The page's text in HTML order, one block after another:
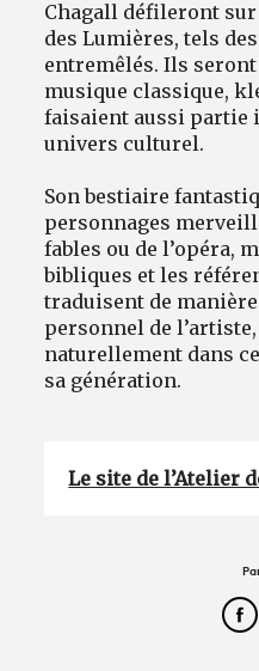
Chagall défileront
des Lumières, tels
entremêlés. Ils
musique classique,
faisaient aussi partie
univers culturel.
Son bestiaire
personnages
fables ou de l’opéra,
bibliques et les
traduisent de
personnel de
naturellement dans
sa génération.
Le site de l’Atelier